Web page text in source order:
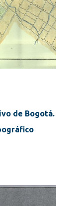
de Bogotá.